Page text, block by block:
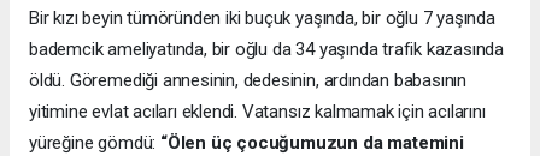
Bir kızı beyin tümöründen iki buçuk yaşında, bir oğlu 7 yaşında
bademcik ameliyatında, bir oğlu da 34 yaşında trafik kazasında
öldü. Göremediği annesinin, dedesinin, ardından babasının
yitimine evlat acıları eklendi. Vatansız kalmamak için acılarını
yüreğine gömdü: “Ölen üç çocuğumuzun da matemini